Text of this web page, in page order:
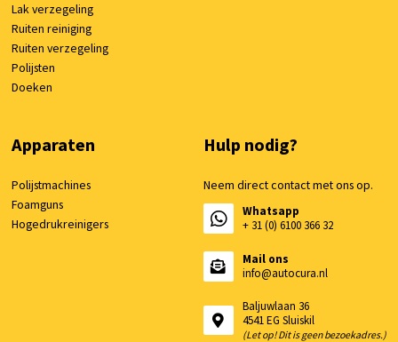
Lak verzegeling
Ruiten reiniging
Ruiten verzegeling
Polijsten
Doeken
Apparaten
Polijstmachines
Foamguns
Hogedrukreinigers
Hulp nodig?
Neem direct contact met ons op.
Whatsapp
+ 31 (0) 6100 366 32
Mail ons
info@autocura.nl
Baljuwlaan 36
4541 EG Sluiskil
(Let op! Dit is geen bezoekadres.)